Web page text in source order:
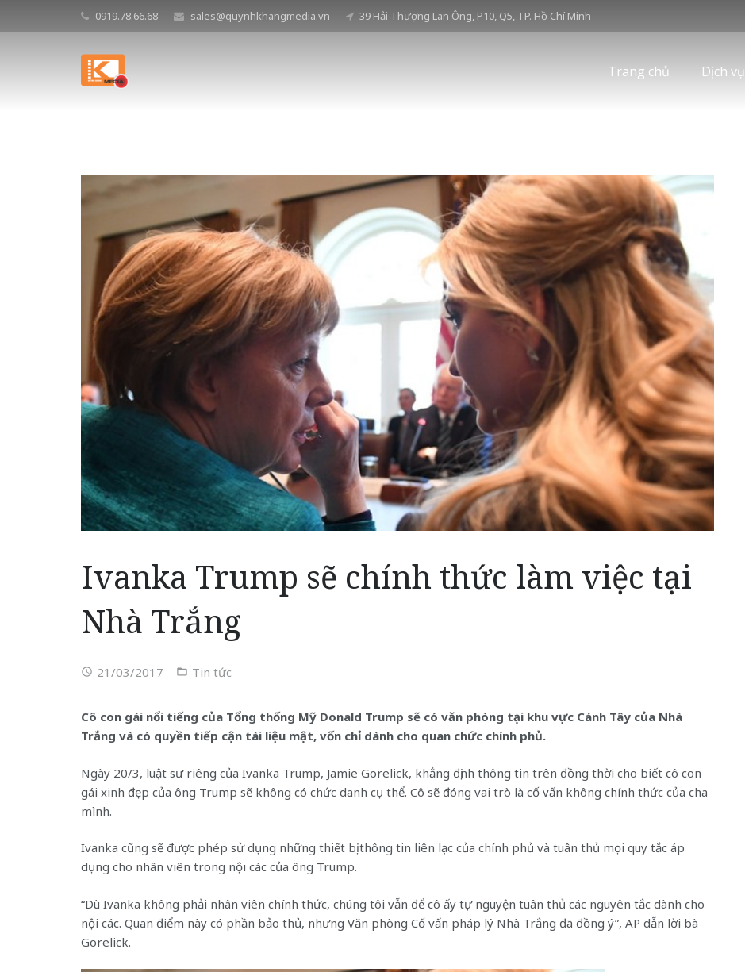
0919.78.66.68 sales@quynhkhangmedia.vn 39 Hải Thượng Lãn Ông, P10, Q5, TP. Hồ Chí Minh
Trang chủ Dịch vụ
Ivanka Trump sẽ chính thức làm việc tại
Nhà Trắng
21/03/2017 Tin tức
Cô con gái nổi tiếng của Tổng thống Mỹ Donald Trump sẽ có văn phòng tại khu vực Cánh Tây của Nhà
Trắng và có quyền tiếp cận tài liệu mật, vốn chỉ dành cho quan chức chính phủ.
Ngày 20/3, luật sư riêng của Ivanka Trump, Jamie Gorelick, khẳng định thông tin trên đồng thời cho biết cô con
gái xinh đẹp của ông Trump sẽ không có chức danh cụ thể. Cô sẽ đóng vai trò là cố vấn không chính thức của cha
mình.
Ivanka cũng sẽ được phép sử dụng những thiết bị thông tin liên lạc của chính phủ và tuân thủ mọi quy tắc áp
dụng cho nhân viên trong nội các của ông Trump.
“Dù Ivanka không phải nhân viên chính thức, chúng tôi vẫn để cô ấy tự nguyện tuân thủ các nguyên tắc dành cho
nội các. Quan điểm này có phần bảo thủ, nhưng Văn phòng Cố vấn pháp lý Nhà Trắng đã đồng ý”, AP dẫn lời bà
Gorelick.